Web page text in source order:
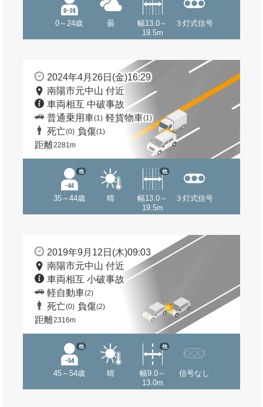
0～24歳 曇
幅13.0～
19.5m
３灯式信号
2024年4月26日(金)16:29
南陽市元中山 付近
車両相互 中破事故
普通乗用車(1) 軽貨物車(1)
死亡(0) 負傷(1)
距離2281m
35～44歳
他
晴
幅13.0～
19.5m
他
３灯式信号
2019年9月12日(木)09:03
南陽市元中山 付近
車両相互 小破事故
軽自動車(2)
死亡(0) 負傷(2)
距離2316m
45～54歳
他
晴
幅9.0～
13.0m
他
信号なし